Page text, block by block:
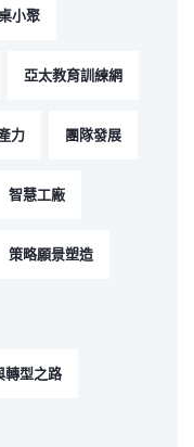
小聚
亞太教育訓練網
力 團隊發展
智慧工廠
策略願景塑造
轉型之路